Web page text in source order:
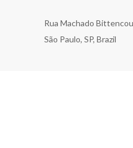
Rua Machado
São Paulo, SP, Brazil